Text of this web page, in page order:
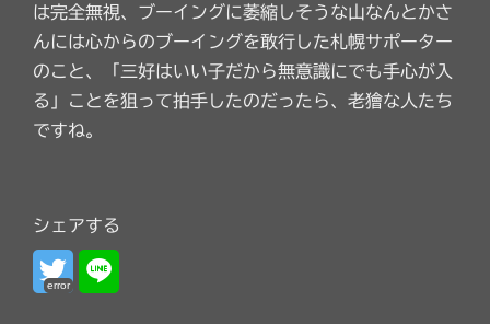
は完全無視、ブーイングに萎縮しそうな山なんとかさ
んには心からのブーイングを敢行した札幌サポーター
のこと、「三好はいい子だから無意識にでも手心が入
る」ことを狙って拍手したのだったら、老獪な人たち
ですね。
シェアする
error